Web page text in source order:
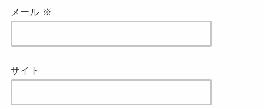
メール ※
サイト